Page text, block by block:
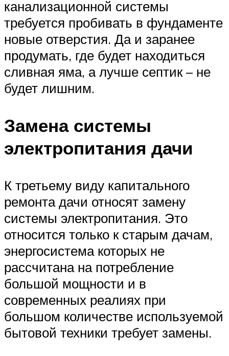
канализационной системы
требуется пробивать в фундаменте
новые отверстия. Да и заранее
продумать, где будет находиться
сливная яма, а лучше септик – не
будет лишним.
Замена системы
электропитания дачи
К третьему виду капитального
ремонта дачи относят замену
системы электропитания. Это
относится только к старым дачам,
энергосистема которых не
рассчитана на потребление
большой мощности и в
современных реалиях при
большом количестве используемой
бытовой техники требует замены.